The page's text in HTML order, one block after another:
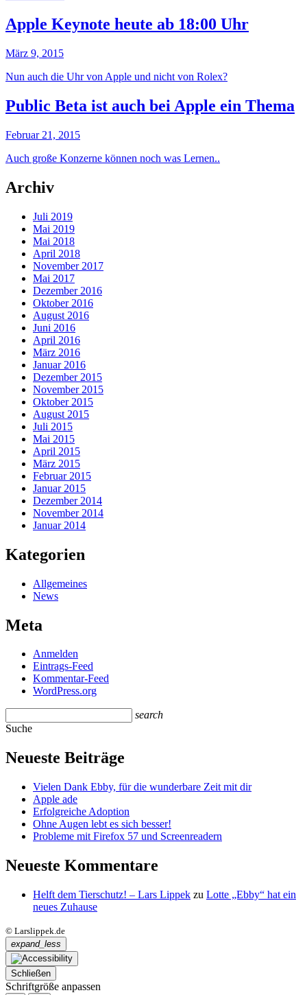
Apple Keynote heute ab 18:00 Uhr
März 9, 2015
Nun auch die Uhr von Apple und nicht von Rolex?
Public Beta ist auch bei Apple ein Thema
Februar 21, 2015
Auch große Konzerne können noch was Lernen..
Archiv
Juli 2019
Mai 2019
Mai 2018
April 2018
November 2017
Mai 2017
Dezember 2016
Oktober 2016
August 2016
Juni 2016
April 2016
März 2016
Januar 2016
Dezember 2015
November 2015
Oktober 2015
August 2015
Juli 2015
Mai 2015
April 2015
März 2015
Februar 2015
Januar 2015
Dezember 2014
November 2014
Januar 2014
Kategorien
Allgemeines
News
Meta
Anmelden
Eintrags-Feed
Kommentar-Feed
WordPress.org
search
Suche
Neueste Beiträge
Vielen Dank Ebby, für die wunderbare Zeit mit dir
Apple ade
Erfolgreiche Adoption
Ohne Augen lebt es sich besser!
Probleme mit Firefox 57 und Screenreadern
Neueste Kommentare
Helft dem Tierschutz! – Lars Lippek zu Lotte „Ebby“ hat ein
neues Zuhause
© Larslippek.de
expand_less
Schließen
Schriftgröße anpassen